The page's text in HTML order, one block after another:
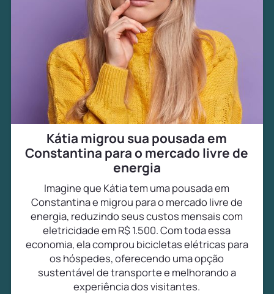
Kátia migrou sua pousada em
Constantina para o mercado livre de
energia
Imagine que Kátia tem uma pousada em
Constantina e migrou para o mercado livre de
energia, reduzindo seus custos mensais com
eletricidade em R$ 1.500. Com toda essa
economia, ela comprou bicicletas elétricas para
os hóspedes, oferecendo uma opção
sustentável de transporte e melhorando a
experiência dos visitantes.